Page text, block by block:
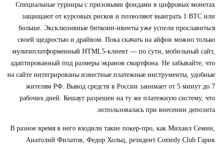
Специальные турниры с призовыми фондами в цифровых монетах
защищают от курсовых рисков и позволяют выиграть 1 BTC или
больше. Эксклюзивные биткоин-ивенты уже успели прославиться
своей щедростью и драйвом. Пока скачать на айфон можно только
мультиплатформенный HTML5-клиент — по сути, мобильный сайт,
адаптированный под размеры экранов смартфона. Не забывайте, что
на сайте интегрированы известные платежные инструменты, удобные
жителям РФ. Вывод средств в России занимает от 5 минут до 7
рабочих дней. Кешаут разрешен на ту же платежную систему, что
использовалась при внесении депозита.
В разное время в него входили такие покер-про, как Михаил Семин,
Анатолий Филатов, Федор Хольц, резидент Comedy Club Гарик